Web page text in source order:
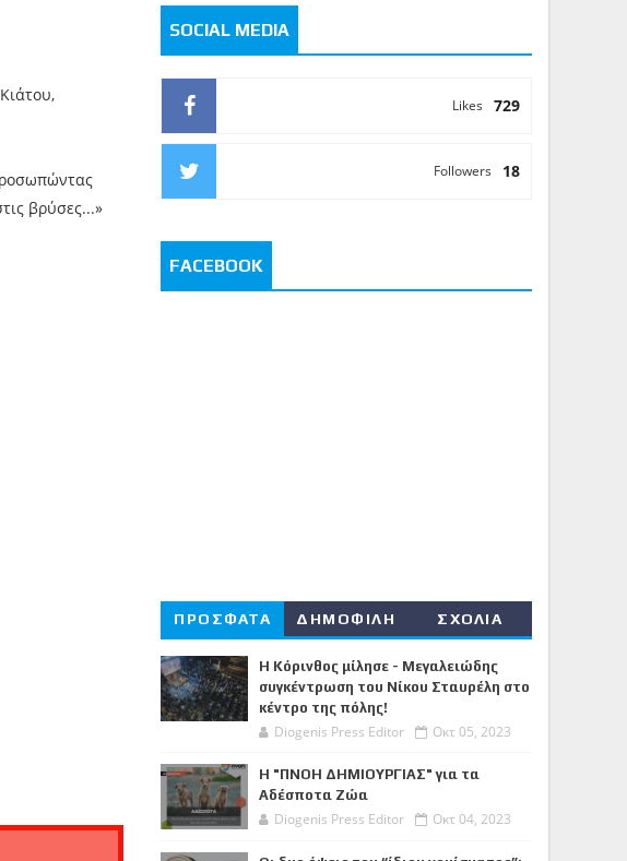
βρύσες...»
SOCIAL MEDIA
729
Likes
18
Followers
FACEBOOK
ΠΡΟΣΦΑΤΑ ΔΗΜΟΦΙΛΗ ΣΧΟΛΙΑ
Η Κόρινθος μίλησε - Μεγαλειώδης
συγκέντρωση του Νίκου Σταυρέλη στο
κέντρο της πόλης!
Diogenis Press Editor Οκτ 05, 2023
Η "ΠΝΟΗ ΔΗΜΙΟΥΡΓΙΑΣ" για τα
Αδέσποτα Ζώα
Diogenis Press Editor Οκτ 04, 2023